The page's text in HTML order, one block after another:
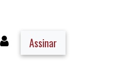
Assinar